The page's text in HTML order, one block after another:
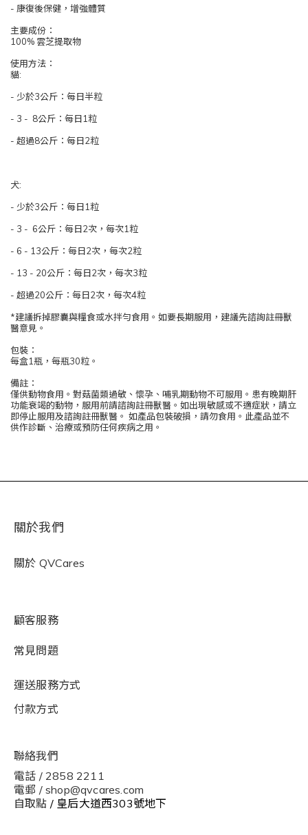
- 康復後保健，增強體質
主要成份：
100% 雲芝提取物
使用方法：
貓:
- 少於3公斤：每日半粒
- 3 - 8公斤：每日1粒
- 超過8公斤：每日2粒
犬:
- 少於3公斤：每日1粒
- 3 - 6公斤：每日2次，每次1粒
- 6 - 13公斤：每日2次，每次2粒
- 13 - 20公斤：每日2次，每次3粒
- 超過20公斤：每日2次，每次4粒
*建議拆掉膠囊與糧食或水拌勻食用。如要長期服用，建議先諮詢註冊獸
醫意見。
包裝：
每盒1瓶，每瓶30粒。
備註：
僅供動物食用。對菇菌類過敏、懷孕、哺乳期動物不可服用。患有晚期肝
功能衰竭的動物，服用前請諮詢註冊獸醫。如出現敏感或不適症狀，請立
即停止服用及諮詢註冊獸醫。 如產品包裝破損，請勿食用。此產品並不
供作診斷、治療或預防任何疾病之用。
關於我們
關於 QVCares
顧客服務
常見問題
運送服務方式
付款方式
聯絡我們
電話 / 2858 2211
電郵 / shop@qvcares.com
自取點 / 皇后大道西303號地下